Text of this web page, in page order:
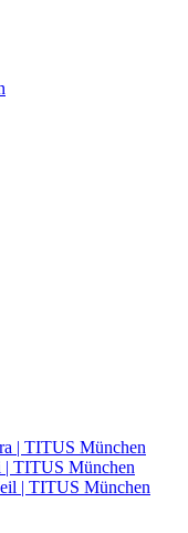
| TITUS München
| TITUS München
| TITUS München